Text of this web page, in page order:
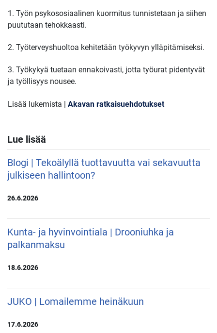
1. Työn psykososiaalinen kuormitus tunnistetaan ja siihen
puututaan tehokkaasti.
2. Työterveyshuoltoa kehitetään työkyvyn ylläpitämiseksi.
3. Työkykyä tuetaan ennakoivasti, jotta työurat pidentyvät
ja työllisyys nousee.
Lisää lukemista | Akavan ratkaisuehdotukset
Lue lisää
Blogi | Tekoälyllä tuottavuutta vai sekavuutta
julkiseen hallintoon?
26.6.2026
Kunta- ja hyvinvointiala | Drooniuhka ja
palkanmaksu
18.6.2026
JUKO | Lomailemme heinäkuun
17.6.2026